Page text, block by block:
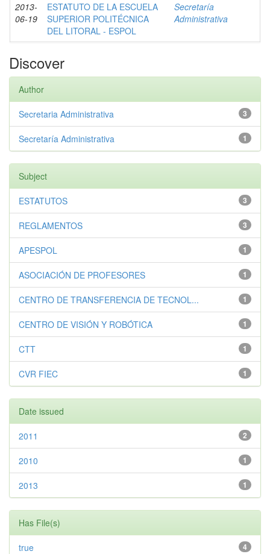
2013-
06-19
ESTATUTO DE LA ESCUELA
SUPERIOR POLITÉCNICA
DEL LITORAL - ESPOL
Secretaría
Administrativa
Discover
Author
3
Secretaria Administrativa
1
Secretaría Administrativa
Subject
3
ESTATUTOS
3
REGLAMENTOS
1
APESPOL
1
ASOCIACIÓN DE PROFESORES
1
CENTRO DE TRANSFERENCIA DE TECNOL...
1
CENTRO DE VISIÓN Y ROBÓTICA
1
CTT
1
CVR FIEC
Date issued
2
2011
1
2010
1
2013
Has File(s)
4
true